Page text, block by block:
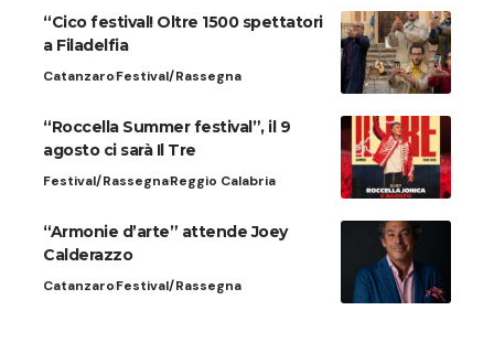
“Cico festival! Oltre 1500 spettatori
a Filadelfia
CatanzaroFestival/Rassegna
“Roccella Summer festival”, il 9
agosto ci sarà Il Tre
Festival/RassegnaReggio Calabria
“Armonie d’arte” attende Joey
Calderazzo
CatanzaroFestival/Rassegna